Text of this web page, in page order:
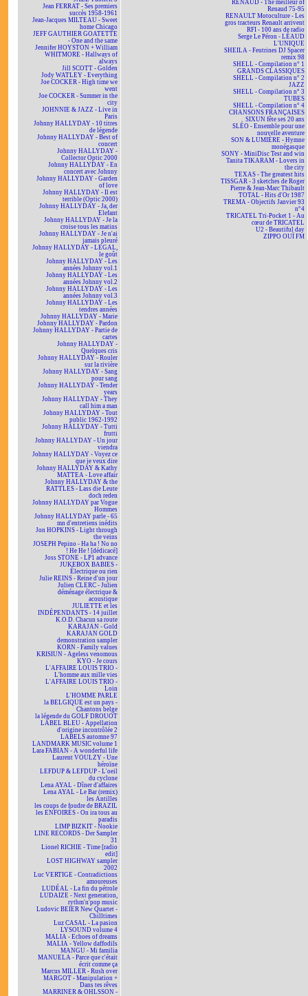
Jean FERRAT - Ses premiers
succès 1958-1961
Jean-Jacques MILTEAU - Sweet
home Chicago
JEFF GAUTHIER GOATETTE
- One and the same
Jennifer HOYSTON + William
WHITMORE - Hallways of
always
Jill SCOTT - Golden
Jody WATLEY - Everything
Joe COCKER - High time we
went
Joe COCKER - Summer in the
city
JOHNNIE & JAZZ - Live in
Paris
Johnny HALLYDAY - 10 titres
de légende
Johnny HALLYDAY - Best of
concert
Johnny HALLYDAY -
Collector Optic 2000
Johnny HALLYDAY - En
concert avec Johnny
Johnny HALLYDAY - Garden
of love
Johnny HALLYDAY - Il est
terrible (Optic 2000)
Johnny HALLYDAY - Ja, der
Elefant
Johnny HALLYDAY - Je la
croise tous les matins
Johnny HALLYDAY - Je n'ai
jamais pleuré
Johnny HALLYDAY - LEGAL,
le goût
Johnny HALLYDAY - Les
années Johnny vol.1
Johnny HALLYDAY - Les
années Johnny vol.2
Johnny HALLYDAY - Les
années Johnny vol.3
Johnny HALLYDAY - Les
tendres années
Johnny HALLYDAY - Marie
Johnny HALLYDAY - Pardon
Johnny HALLYDAY - Partie de
cartes
Johnny HALLYDAY -
Quelques cris
Johnny HALLYDAY - Rouler
sur la rivière
Johnny HALLYDAY - Sang
pour sang
Johnny HALLYDAY - Tender
years
Johnny HALLYDAY - They
call him a man
Johnny HALLYDAY - Tout
public 1962-1992
Johnny HALLYDAY - Tutti
frutti
Johnny HALLYDAY - Un jour
viendra
Johnny HALLYDAY - Voyez ce
que je veux dire
Johnny HALLYDAY & Kathy
MATTEA - Love affair
Johnny HALLYDAY & the
RATTLES - Lass die Leute
doch reden
Johnny HALLYDAY par Vogue
Hommes
Johnny HALLYDAY parle - 65
mn d'entretiens inédits
Jon HOPKINS - Light through
the veins
JOSEPH Pepino - Ha ha ! No no
! He He ! [dédicacé]
Joss STONE - LP1 advance
JUKEBOX BABIES -
Électrique ou rien
Julie REINS - Reine d'un jour
Julien CLERC - Julien
déménage électrique &
acoustique
JULIETTE et les
INDÉPENDANTS - 14 juillet
K.O.D. Chacun sa route
KARAJAN - Gold
KARAJAN GOLD
demonstration sampler
KORN - Family values
KRISIUN - Ageless venomous
KYO - Je cours
L'AFFAIRE LOUIS TRIO -
L'homme aux mille vies
L'AFFAIRE LOUIS TRIO -
Loin
L'HOMME PARLE
la BELGIQUE est un pays -
Chantons belge
la légende du GOLF DROUOT
LABEL BLEU - Appellation
d'origine incontrôlée 2
LABELS automne 97
LANDMARK MUSIC volume 1
Lara FABIAN - A wonderful life
Laurent VOULZY - Une
héroïne
LEFDUP & LEFDUP - L'oeil
du cyclone
Lena AYAL - Dîner d'affaires
Lena AYAL - Le Bar (remix)
les Antilles
les coups de foudre de BRAZIL
les ENFOIRÉS - On ira tous au
paradis
LIMP BIZKIT - Nookie
LINE RECORDS - Der Sampler
31
Lionel RICHIE - Time [radio
edit]
LOST HIGHWAY sampler
2002
Luc VERTIGE - Contradictions
amoureuses
LUDÉAL - La fin du pétrole
LUDAIZE - Next generation,
rythm'n'pop music
Ludovic BEIER New Quartet -
Chilltimes
Luz CASAL - La pasion
LYSOUND volume 4
MALIA - Echoes of dreams
MALIA - Yellow daffodils
MANGU - Mi familia
MANUELA - Parce que c'était
écrit comme ça
Marcus MILLER - Rush over
MARGOT - Manipulation +
Dans tes rêves
MARRINER & OHLSSON -
RENAUD - The meilleur of
Renaud 75-95
RENAULT Motoculture - Les
gros tracteurs Renault arrivent
RFI - 100 ans de radio
Serge Le Péron - LÉAUD
L'UNIQUE
SHEILA - Feutrines DJ Spacer
remix 98
SHELL - Compilation n° 1
GRANDS CLASSIQUES
SHELL - Compilation n° 2
JAZZ
SHELL - Compilation n° 3
TUBES
SHELL - Compilation n° 4
CHANSONS FRANÇAISES
SIXUN fête ses 20 ans
SLÉO - Ensemble pour une
nouvelle aventure
SON & LUMIÈRE - Hymne
monégasque
SONY - MiniDisc Test and win
Tanita TIKARAM - Lovers in
the city
TEXAS - The greatest hits
TISSGAR - 3 sketches de Roger
Pierre & Jean-Marc Thibault
TOTAL - Hits d'Or 1987
TREMA - Objectifs Janvier 93
n°4
TRICATEL Tri-Pocket 1 - Au
cœur de TRICATEL
U2 - Beautiful day
ZIPPO OUÏ FM